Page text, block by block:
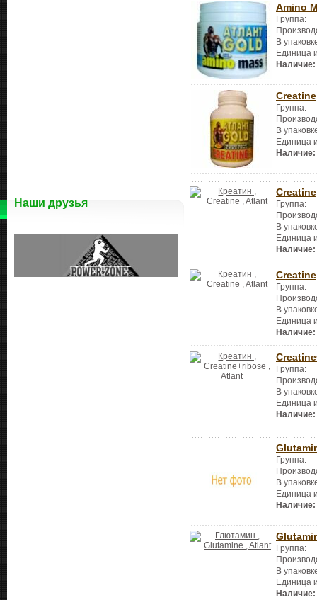
Наши друзья
Amino
Группа:
В
Единица
Наличие:
Creatine
Группа:
В
Единица
Наличие:
Creatine
Группа:
В
Единица
Наличие:
Creatine
Группа:
В
Единица
Наличие:
Группа:
В
Единица
Наличие:
Группа:
В
Единица
Наличие:
Группа:
В
Единица
Наличие: